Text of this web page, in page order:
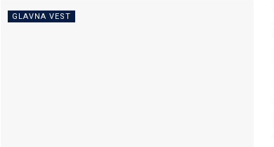
GLAVNA VEST